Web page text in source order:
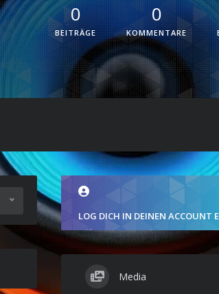
0
BEITRÄGE
0
KOMMENTARE
LOG DICH IN DEINEN ACCOUNT
Media